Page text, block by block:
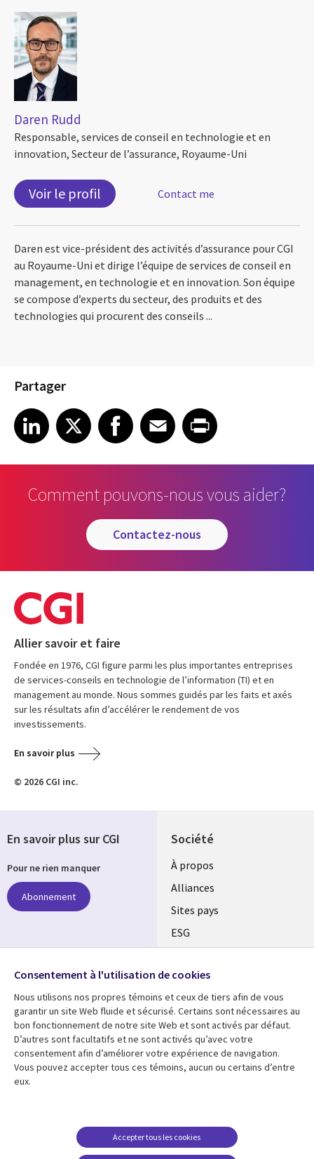
Daren Rudd
Responsable, services de conseil en technologie et en
innovation, Secteur de l’assurance, Royaume-Uni
Voir le profil Contact me
Daren est vice-président des activités d’assurance pour CGI
au Royaume-Uni et dirige l’équipe de services de conseil en
management, en technologie et en innovation. Son équipe
se compose d’experts du secteur, des produits et des
technologies qui procurent des conseils ...
Partager
Share article on LinkedIn
LinkedIn
Share article on XShare article on Facebook
Facebook
Share article on Email
EmailShare article on Print
Comment pouvons-nous vous aider?
contactez-nous
Allier savoir et faire
Fondée en 1976, CGI figure parmi les plus importantes entreprises
de services-conseils en technologie de l’information (TI) et en
management au monde. Nous sommes guidés par les faits et axés
sur les résultats afin d’accélérer le rendement de vos
investissements.
En savoir plus
© 2026 CGI inc.
Société
À propos
Alliances
Sites pays
ESG
Fusions
Salle de presse
Ressources
Articles
Études de cas
Support
Restrictions et
conditions juridiques
En savoir plus sur CGI
Pour ne rien manquer
Abonnement
Suivez-nous
Social
Media
Global
FR
Consentement à l'utilisation de cookies
Nous utilisons nos propres témoins et ceux de tiers afin de vous
garantir un site Web fluide et sécurisé. Certains sont nécessaires au
bon fonctionnement de notre site Web et sont activés par défaut.
D’autres sont facultatifs et ne sont activés qu’avec votre
consentement afin d’améliorer votre expérience de navigation.
Vous pouvez accepter tous ces témoins, aucun ou certains d’entre
eux.
Accepter tous les cookies